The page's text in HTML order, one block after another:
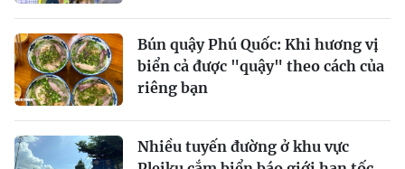
Bún quậy Phú Quốc: Khi hương vị
biển cả được "quậy" theo cách của
riêng bạn
Nhiều tuyến đường ở khu vực